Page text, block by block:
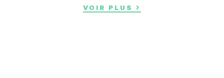
VOIR PLUS